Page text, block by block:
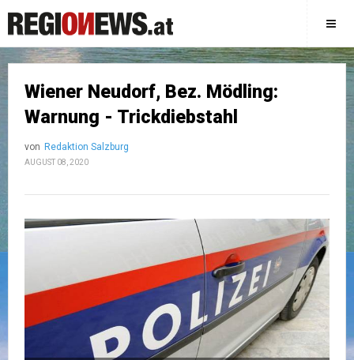
Wiener Neudorf, Bez. Mödling:
Warnung - Trickdiebstahl
von Redaktion Salzburg
AUGUST 08, 2020